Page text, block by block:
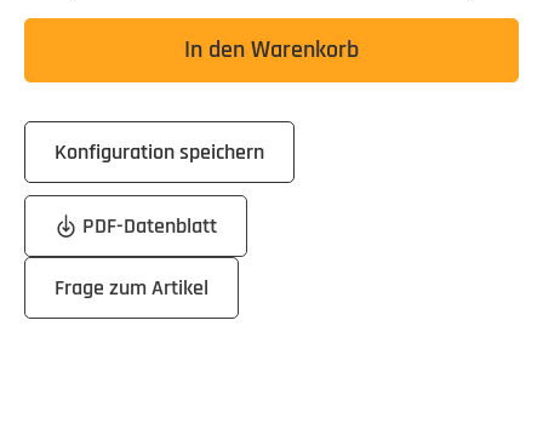
In den Warenkorb
Konfiguration speichern
PDF-Datenblatt
Frage zum Artikel